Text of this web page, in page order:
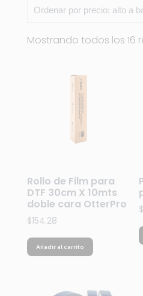
Mostrando todos los 16
Rollo de Film para
DTF 30cm X 10mts
doble cara OtterPro
$154.28
Añadir al carrito
$